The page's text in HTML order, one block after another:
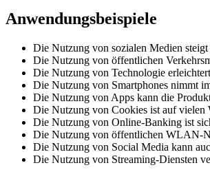
Anwendungsbeispiele
Die Nutzung von sozialen Medien steigt
Die Nutzung von öffentlichen
Die Nutzung von Technologie
Die Nutzung von Smartphones nimmt
Die Nutzung von Apps kann die
Die Nutzung von Cookies ist auf vielen
Die Nutzung von Online-Banking ist
Die Nutzung von öffentlichen WLAN-
Die Nutzung von Social Media kann
Die Nutzung von Streaming-Diensten